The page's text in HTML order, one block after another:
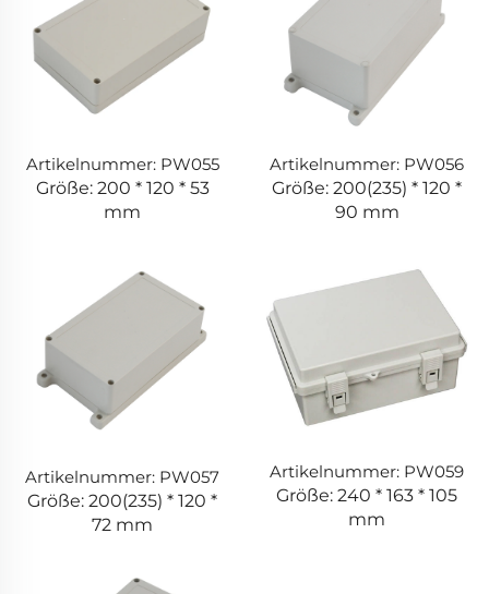
Artikelnummer: PW055
Größe: 200 * 120 * 53
mm
Artikelnummer: PW056
Größe: 200(235) * 120 *
90 mm
Artikelnummer: PW057
Größe: 200(235) * 120 *
72 mm
Artikelnummer: PW059
Größe: 240 * 163 * 105
mm